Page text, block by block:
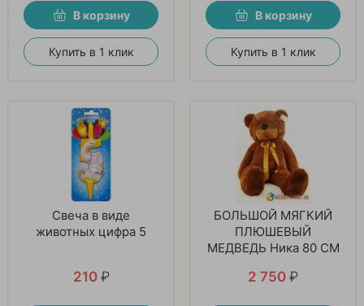
В корзину
Купить в 1 клик
В корзину
Купить в 1 клик
Свеча в виде
животных цифра 5
210 ₽
БОЛЬШОЙ МЯГКИЙ
ПЛЮШЕВЫЙ
МЕДВЕДЬ Ника 80 СМ
2 750 ₽